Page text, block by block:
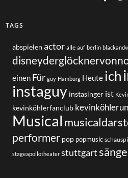
TAGS
abspielen actor alle auf berlin
einen Für guy Hamburg Heute ich
instaguy instasinger ist
kevinköhlerfanclub
Musical
performer pop popmusic
stageapollotheater stuttgart